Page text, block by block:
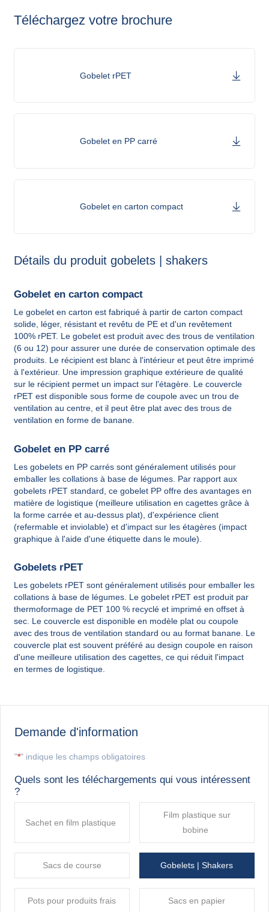
Téléchargez votre brochure
Gobelet rPET
Gobelet en PP carré
Gobelet en carton compact
Détails du produit gobelets | shakers
Gobelet en carton compact
Le gobelet en carton est fabriqué à partir de carton compact
solide, léger, résistant et revêtu de PE et d'un revêtement
100% rPET. Le gobelet est produit avec des trous de ventilation
(6 ou 12) pour assurer une durée de conservation optimale des
produits. Le récipient est blanc à l'intérieur et peut être imprimé
à l'extérieur. Une impression graphique extérieure de qualité
sur le récipient permet un impact sur l'étagère. Le couvercle
rPET est disponible sous forme de coupole avec un trou de
ventilation au centre, et il peut être plat avec des trous de
ventilation en forme de banane.
Gobelet en PP carré
Les gobelets en PP carrés sont généralement utilisés pour
emballer les collations à base de légumes. Par rapport aux
gobelets rPET standard, ce gobelet PP offre des avantages en
matière de logistique (meilleure utilisation en cagettes grâce à
la forme carrée et au-dessus plat), d'expérience client
(refermable et inviolable) et d'impact sur les étagères (impact
graphique à l'aide d'une étiquette dans le moule).
Gobelets rPET
Les gobelets rPET sont généralement utilisés pour emballer les
collations à base de légumes. Le gobelet rPET est produit par
thermoformage de PET 100 % recyclé et imprimé en offset à
sec. Le couvercle est disponible en modèle plat ou coupole
avec des trous de ventilation standard ou au format banane. Le
couvercle plat est souvent préféré au design coupole en raison
d'une meilleure utilisation des cagettes, ce qui réduit l'impact
en termes de logistique.
Demande d'information
"*" indique les champs obligatoires
Quels sont les téléchargements qui vous intéressent
?
Sachet en film plastique
Film plastique sur
bobine
Sacs de course Gobelets | Shakers
Pots pour produits frais Sacs en papier